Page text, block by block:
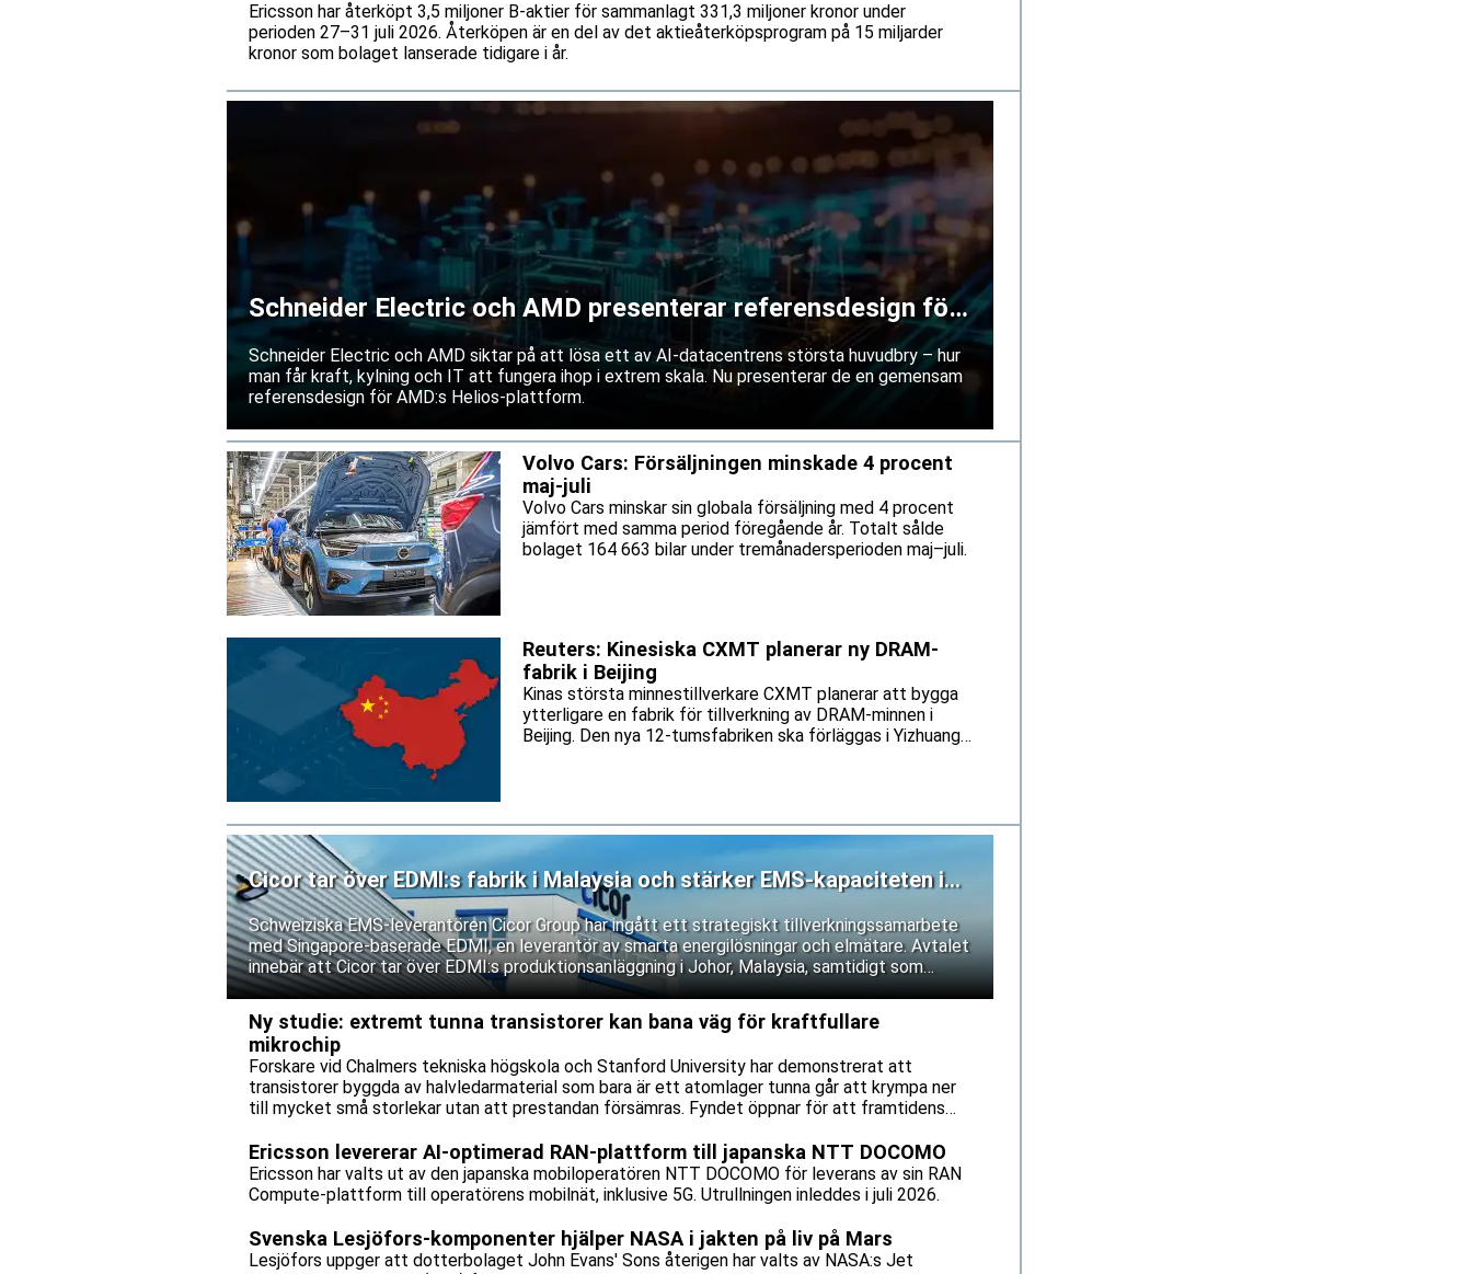
Ericsson har återköpt 3,5 miljoner B-aktier för sammanlagt 331,3 miljoner kronor under
perioden 27–31 juli 2026. Återköpen är en del av det aktieåterköpsprogram på 15 miljarder
kronor som bolaget lanserade tidigare i år.
Schneider Electric och AMD presenterar referensdesign för
AI-datacenter
Schneider Electric och AMD siktar på att lösa ett av AI-datacentrens största huvudbry – hur
man får kraft, kylning och IT att fungera ihop i extrem skala. Nu presenterar de en gemensam
referensdesign för AMD:s Helios-plattform.
Volvo Cars: Försäljningen minskade 4 procent
maj-juli
Volvo Cars minskar sin globala försäljning med 4 procent
jämfört med samma period föregående år. Totalt sålde
bolaget 164 663 bilar under tremånadersperioden maj–juli.
Reuters: Kinesiska CXMT planerar ny DRAM-
fabrik i Beijing
Kinas största minnestillverkare CXMT planerar att bygga
ytterligare en fabrik för tillverkning av DRAM-minnen i
Beijing. Den nya 12-tumsfabriken ska förläggas i Yizhuang-
Cicor tar över EDMI:s fabrik i Malaysia och stärker EMS-kapaciteten i
Asien
Schweiziska EMS-leverantören Cicor Group har ingått ett strategiskt tillverkningssamarbete
med Singapore-baserade EDMI, en leverantör av smarta energilösningar och elmätare. Avtalet
innebär att Cicor tar över EDMI:s produktionsanläggning i Johor, Malaysia, samtidigt som
bolagen tecknar ett långsiktigt tillverkningsavtal.
Ny studie: extremt tunna transistorer kan bana väg för kraftfullare
mikrochip
Forskare vid Chalmers tekniska högskola och Stanford University har demonstrerat att
transistorer byggda av halvledarmaterial som bara är ett atomlager tunna går att krympa ner
till mycket små storlekar utan att prestandan försämras. Fyndet öppnar för att framtidens
av.
Ericsson levererar AI-optimerad RAN-plattform till japanska NTT DOCOMO
Ericsson har valts ut av den japanska mobiloperatören NTT DOCOMO för leverans av sin RAN
Compute-plattform till operatörens mobilnät, inklusive 5G. Utrullningen inleddes i juli 2026.
Svenska Lesjöfors-komponenter hjälper NASA i jakten på liv på Mars
Lesjöfors uppger att dotterbolaget John Evans' Sons återigen har valts av NASA:s Jet